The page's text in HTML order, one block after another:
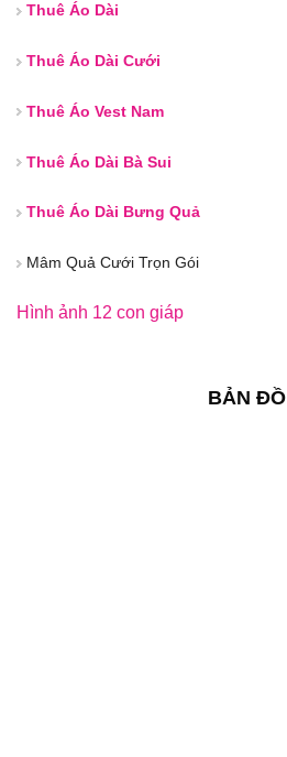
Thuê Áo Dài
Thuê Áo Dài Cưới
Thuê Áo Vest Nam
Thuê Áo Dài Bà Sui
Thuê Áo Dài Bưng Quả
Mâm Quả Cưới Trọn Gói
Hình ảnh 12 con giáp
BẢN ĐỒ